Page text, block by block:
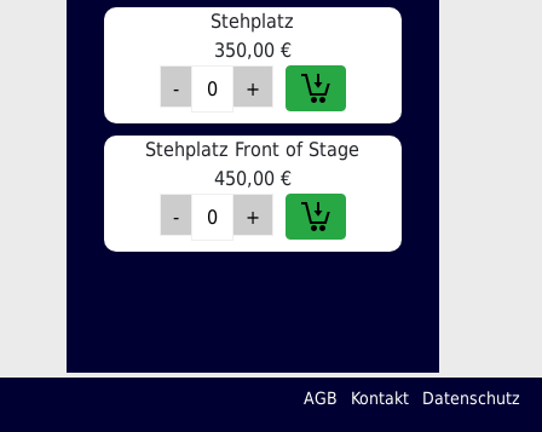
Stehplatz
350,00 €
Stehplatz Front of Stage
450,00 €
AGB Kontakt Datenschutz